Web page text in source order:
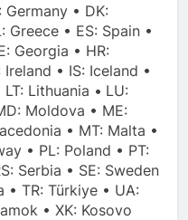
• DK:
Greece • ES: Spain •
Georgia • HR:
• IS: Iceland •
Lithuania • LU:
Moldova • ME:
• MT: Malta •
• PL: Poland • PT:
Serbia • SE: Sweden
• TR: Türkiye • UA:
• XK: Kosovo